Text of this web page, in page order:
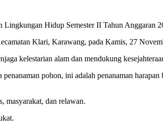
Hidup Semester II Tahun Anggaran
Klari, Karawang, pada Kamis, 27
kelestarian alam dan mendukung
pohon, ini adalah penanaman
masyarakat, dan relawan.